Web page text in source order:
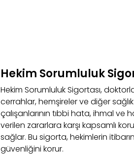
Hekim Sorumluluk
Hekim Sorumluluk Sigortası,
cerrahlar, hemşireler ve diğer sağlık
çalışanlarının tıbbi hata, ihmal ve
verilen zararlara karşı kapsamlı
sağlar. Bu sigorta, hekimlerin
güvenliğini korur.